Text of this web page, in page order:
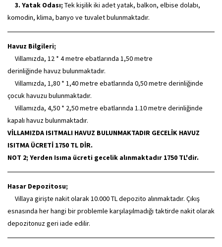
3. Yatak Odası; Tek kişilik iki adet yatak, balkon, elbise dolabı,
komodin, klima, banyo ve tuvalet bulunmaktadır.
Havuz Bilgileri;
Villamızda, 12 * 4 metre ebatlarında 1,50 metre
derinliğinde havuz bulunmaktadır.
Villamızda, 1,80 * 1,40 metre ebatlarında 0,50 metre derinliğinde
çocuk havuzu bulunmaktadır.
Villamızda, 4,50 * 2,50 metre ebatlarında 1.10 metre derinliğinde
kapalı havuz bulunmaktadır.
VİLLAMIZDA ISITMALI HAVUZ BULUNMAKTADIR GECELİK HAVUZ
ISITMA ÜCRETİ 1750 TL DİR.
NOT 2; Yerden Isıma ücreti gecelik alınmaktadır 1750 TL'dir.
Hasar Depozitosu;
Villaya girişte nakit olarak 10.000 TL depozito alınmaktadır. Çıkış
esnasında her hangi bir problemle karşılaşılmadığı taktirde nakit olarak
depozitonuz geri iade edilir.